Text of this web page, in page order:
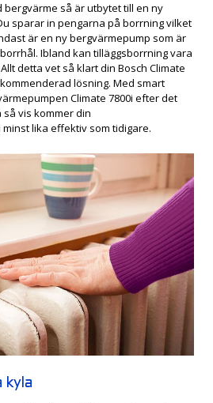
bergvärme så är utbytet till en ny
sparar in pengarna på borrning vilket
är en ny bergvärmepump som är
Ibland kan tilläggsborrning vara
detta vet så klart din Bosch Climate
lösning. Med smart
Climate 7800i efter det
vis kommer din
lika effektiv som tidigare.
kyla